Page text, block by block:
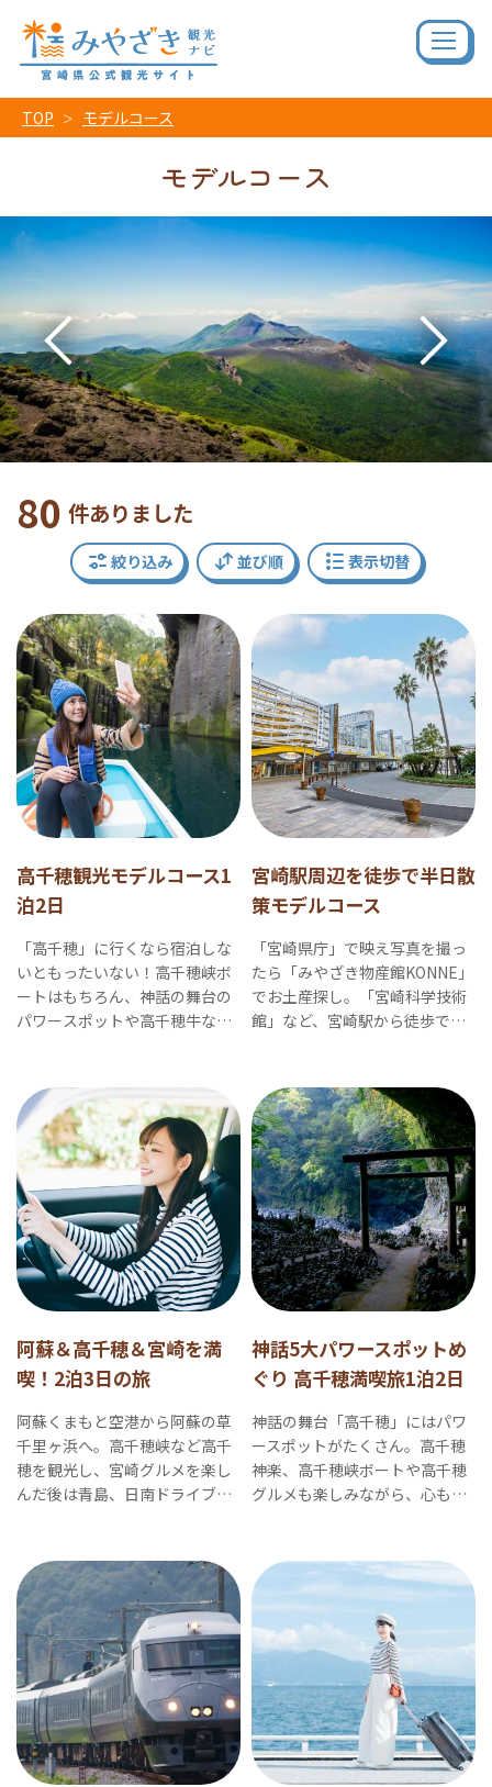
TOP モデルコース
モデルコース
80 件ありました
絞り込み 並び順 表示切替
高千穂観光モデルコース1
泊2日
「高千穂」に行くなら宿泊しな
いともったいない！高千穂峡ボ
ートはもちろん、神話の舞台の
パワースポットや高千穂牛な
宮崎駅周辺を徒歩で半日散
策モデルコース
「宮崎県庁」で映え写真を撮っ
たら「みやざき物産館KONNE」
でお土産探し。「宮崎科学技術
館」など、宮崎駅から徒歩で行
阿蘇＆高千穂＆宮崎を満
喫！2泊3日の旅
阿蘇くまもと空港から阿蘇の草
千里ヶ浜へ。高千穂峡など高千
穂を観光し、宮崎グルメを楽し
んだ後は青島、日南ドライブ
神話5大パワースポットめ
ぐり 高千穂満喫旅1泊2日
神話の舞台「高千穂」にはパワ
ースポットがたくさん。高千穂
神楽、高千穂峡ボートや高千穂
グルメも楽しみながら、心も身